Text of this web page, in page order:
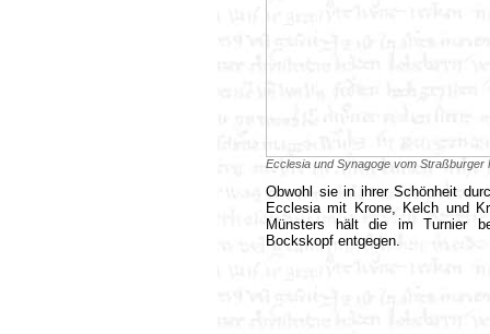
Ecclesia und Synagoge vom Straßburger
Obwohl sie in ihrer Schönheit
Ecclesia mit Krone, Kelch und
Münsters hält die im Turnier
Bockskopf entgegen.